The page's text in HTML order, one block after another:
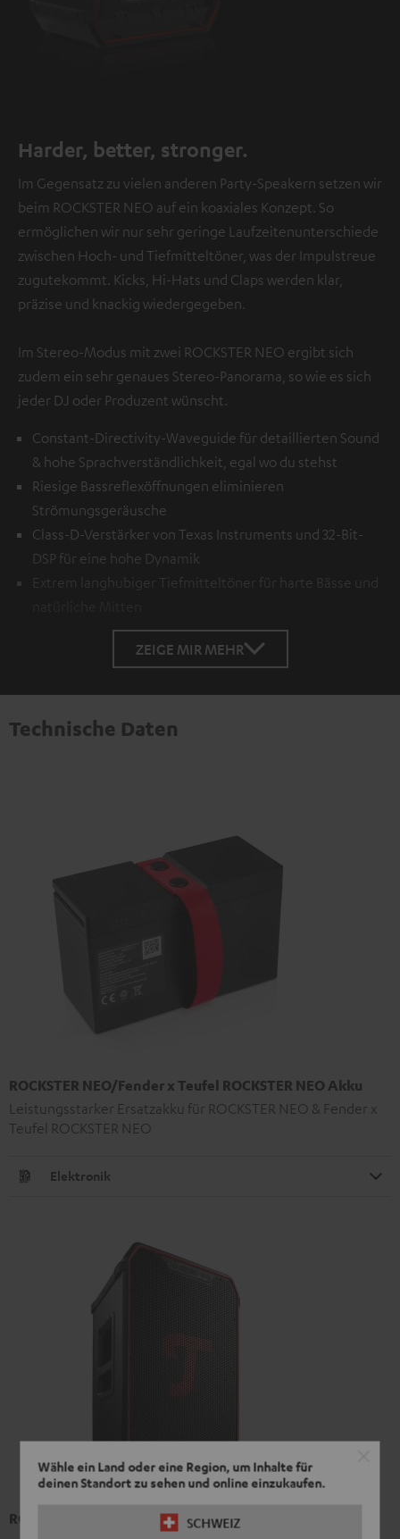
Wähle ein Land oder eine Region, um Inhalte für
deinen Standort zu sehen und online einzukaufen.
SCHWEIZ
Harder, better, stronger.
Im Gegensatz zu vielen anderen Party-Speakern setzen wir
beim ROCKSTER NEO auf ein koaxiales Konzept. So
ermöglichen wir nur sehr geringe Laufzeitenunterschiede
zwischen Hoch- und Tiefmitteltöner, was der Impulstreue
zugutekommt. Kicks, Hi-Hats und Claps werden klar,
präzise und knackig wiedergegeben.
Im Stereo-Modus mit zwei ROCKSTER NEO ergibt sich
zudem ein sehr genaues Stereo-Panorama, so wie es sich
jeder DJ oder Produzent wünscht.
Constant-Directivity-Waveguide für detaillierten Sound
& hohe Sprachverständlichkeit, egal wo du stehst
Riesige Bassreflexöffnungen eliminieren
Strömungsgeräusche
Class-D-Verstärker von Texas Instruments und 32-Bit-
DSP für eine hohe Dynamik
Extrem langhubiger Tiefmitteltöner für harte Bässe und
ZEIGE MIR MEHR
Technische Daten
ROCKSTER NEO/Fender x Teufel ROCKSTER NEO Akku
Leistungsstarker Ersatzakku für ROCKSTER NEO & Fender x
Teufel ROCKSTER NEO
Elektronik
ROCKSTER NEO